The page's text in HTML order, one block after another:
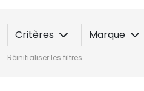
Critères Marque
Réinitialiser les filtres